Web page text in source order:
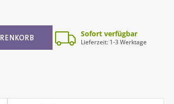
Wert ein oder
Sofort verfügbar
Lieferzeit: 1-3 Werktage